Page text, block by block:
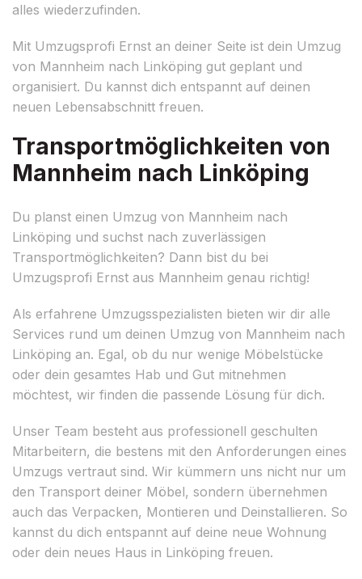
alles wiederzufinden.
Mit Umzugsprofi Ernst an deiner Seite ist dein Umzug
von Mannheim nach Linköping gut geplant und
organisiert. Du kannst dich entspannt auf deinen
neuen Lebensabschnitt freuen.
Transportmöglichkeiten von
Mannheim nach Linköping
Du planst einen Umzug von Mannheim nach
Linköping und suchst nach zuverlässigen
Transportmöglichkeiten? Dann bist du bei
Umzugsprofi Ernst aus Mannheim genau richtig!
Als erfahrene Umzugsspezialisten bieten wir dir alle
Services rund um deinen Umzug von Mannheim nach
Linköping an. Egal, ob du nur wenige Möbelstücke
oder dein gesamtes Hab und Gut mitnehmen
möchtest, wir finden die passende Lösung für dich.
Unser Team besteht aus professionell geschulten
Mitarbeitern, die bestens mit den Anforderungen eines
Umzugs vertraut sind. Wir kümmern uns nicht nur um
den Transport deiner Möbel, sondern übernehmen
auch das Verpacken, Montieren und Deinstallieren. So
kannst du dich entspannt auf deine neue Wohnung
oder dein neues Haus in Linköping freuen.